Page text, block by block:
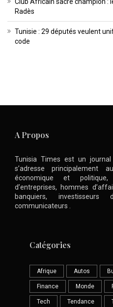
Radès
Tunisie : 29 députés veulent
code
A Propos
Tunisia Times est un journal
s’adresse
économique et
d’entreprises, hommes
banquiers,
communicateurs .
Catégories
Afrique Autos
Finance Monde
Tech Tendance